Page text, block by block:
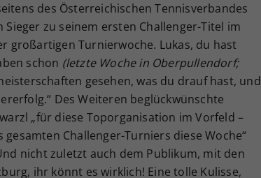
des Österreichischen Tennisverbandes
zu seinem ersten Challenger-Titel im
großartigen Turnierwoche. Lukas, du hast
schon (letzte Woche in Oberpullendorf;
gesehen, was du drauf hast, und
Des Weiteren beglückwünschte
„für diese Toporganisation im Vorfeld –
Challenger-Turniers diese Woche“
nicht zuletzt auch dem Publikum, mit den
ihr könnt es wirklich! Eine tolle Kulisse,